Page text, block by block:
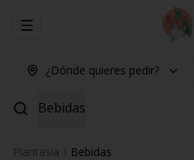
Abrir menu de navegación
¿Dónde quieres pedir?
Bebidas
Plantasia Bebidas